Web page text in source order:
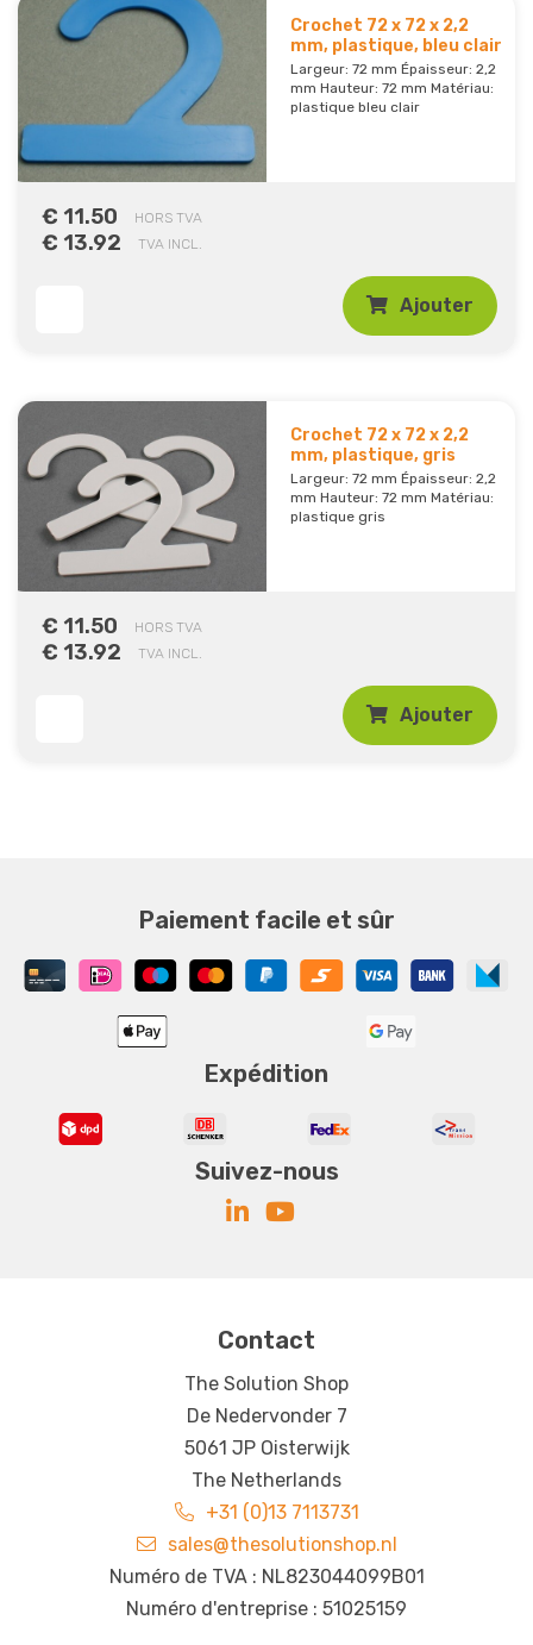
Crochet 72 x 72 x 2,2
mm, plastique, bleu clair
Largeur: 72 mm Épaisseur: 2,2
mm Hauteur: 72 mm Matériau:
plastique bleu clair
€ 11.50 HORS TVA
€ 13.92 TVA INCL.
Ajouter
Crochet 72 x 72 x 2,2
mm, plastique, gris
Largeur: 72 mm Épaisseur: 2,2
mm Hauteur: 72 mm Matériau:
plastique gris
€ 11.50 HORS TVA
€ 13.92 TVA INCL.
Ajouter
Paiement facile et sûr
Expédition
Suivez-nous
Contact
The Solution Shop
De Nedervonder 7
5061 JP Oisterwijk
The Netherlands
+31 (0)13 7113731
sales@thesolutionshop.nl
Numéro de TVA : NL823044099B01
Numéro d'entreprise : 51025159